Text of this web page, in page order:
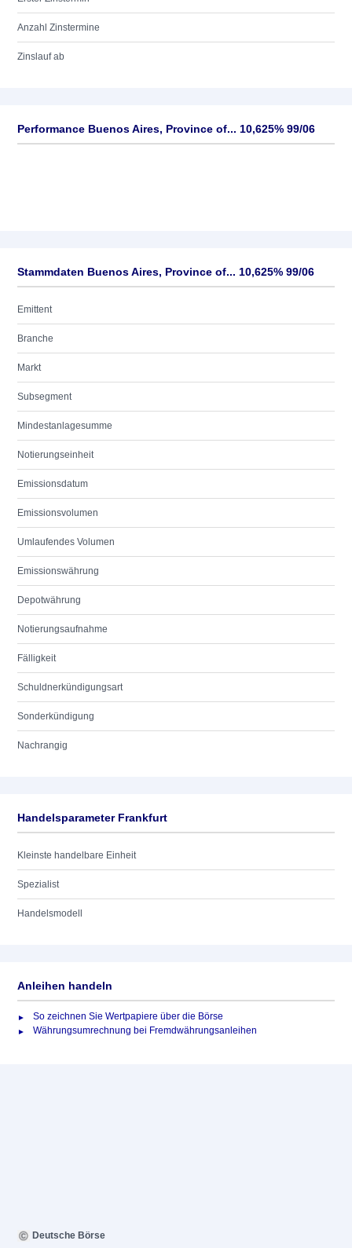
Anzahl Zinstermine
Zinslauf ab
Performance Buenos Aires, Province of... 10,625% 99/06
Stammdaten Buenos Aires, Province of... 10,625% 99/06
Emittent
Branche
Markt
Subsegment
Mindestanlagesumme
Notierungseinheit
Emissionsdatum
Emissionsvolumen
Umlaufendes Volumen
Emissionswährung
Depotwährung
Notierungsaufnahme
Fälligkeit
Schuldnerkündigungsart
Sonderkündigung
Nachrangig
Handelsparameter Frankfurt
Kleinste handelbare Einheit
Spezialist
Handelsmodell
Anleihen handeln
So zeichnen Sie Wertpapiere über die Börse
Währungsumrechnung bei Fremdwährungsanleihen
Deutsche Börse